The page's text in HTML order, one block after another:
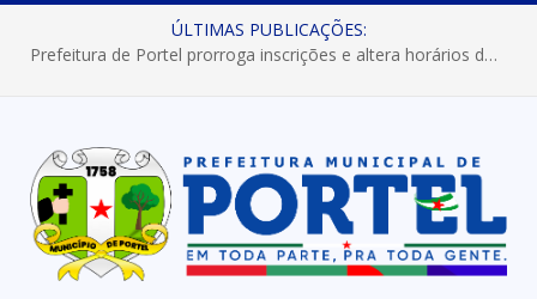
ÚLTIMAS PUBLICAÇÕES:
Prefeitura de Portel prorroga inscrições e altera horários dos concursos “Musa” e “Miss Mix Verão 2026”